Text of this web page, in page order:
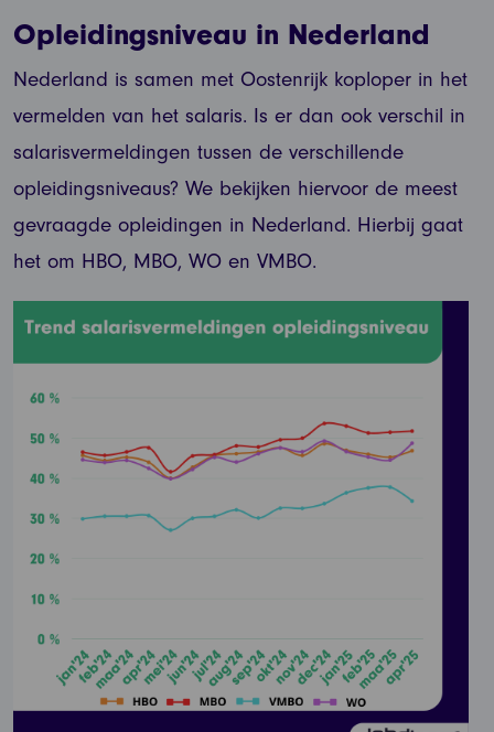
Opleidingsniveau in Nederland
Nederland is samen met Oostenrijk koploper in het
vermelden van het salaris. Is er dan ook verschil in
salarisvermeldingen tussen de verschillende
opleidingsniveaus? We bekijken hiervoor de meest
gevraagde opleidingen in Nederland. Hierbij gaat
het om HBO, MBO, WO en VMBO.